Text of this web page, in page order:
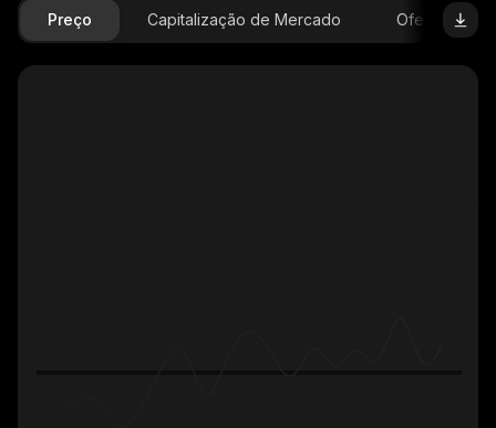
Preço Capitalização de Mercado Oferta